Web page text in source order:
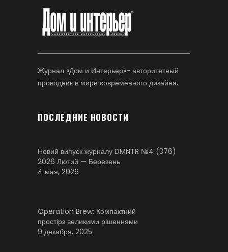
Журнал «Дом и Интерьер»- авторитетный
проводник в мире современного дизайна.
ПОСЛЕДНИЕ НОВОСТИ
Новий випуск журналу DMNTR №4 (376)
2026 Лютий — Березень
4 мая, 2026
Operation Brew: Компактний
простірз великими рішеннями
9 декабря, 2025